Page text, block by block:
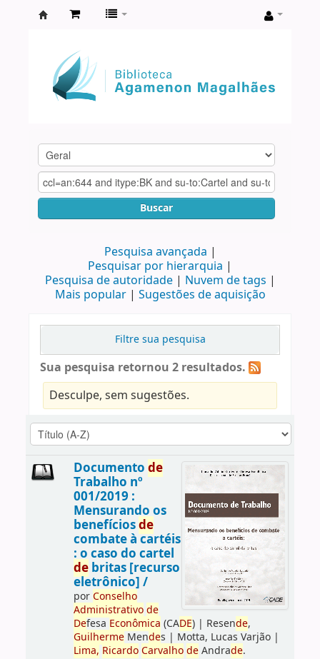
Agamenon
Magalhães
Buscar
Pesquisa avançada
Pesquisar por hierarquia
Pesquisa de autoridade
Nuvem de tags
Mais popular
Sugestões de aquisição
Filtre sua pesquisa
Sua pesquisa retornou 2 resultados.
Desculpe, sem sugestões.
Documento de
Trabalho nº
001/2019 :
Mensurando os
benefíciosde
combate à cartéis
: o caso do cartel
debritas [recurso
eletrônico] /
porConselho
Administrativo de
Defesa Econômica (CADE)| Resende,
GuilhermeMendes | Motta, Lucas Varjão|
Lima, Ricardo Carvalho deAndrade.